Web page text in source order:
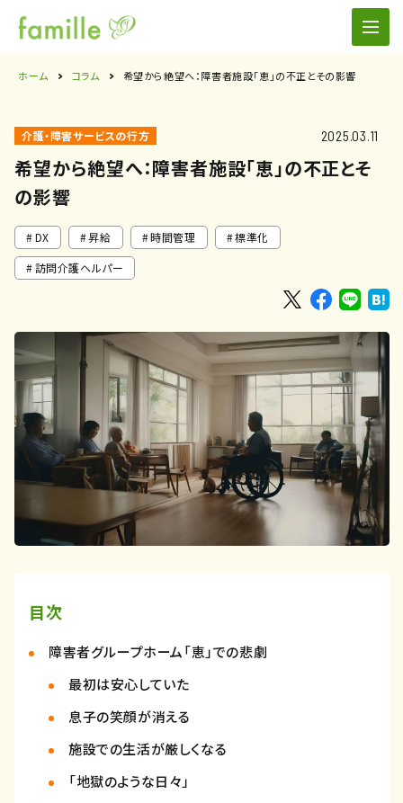
ホーム コラム 希望から絶望へ：障害者施設「恵」の不正とその影響
介護・障害サービスの行方 2025.03.11
希望から絶望へ：障害者施設「恵」の不正とそ
の影響
DX 昇給 時間管理
標準化
訪問介護ヘルパー
目次
障害者グループホーム「恵」での悲劇
最初は安心していた
息子の笑顔が消える
施設での生活が厳しくなる
「地獄のような日々」